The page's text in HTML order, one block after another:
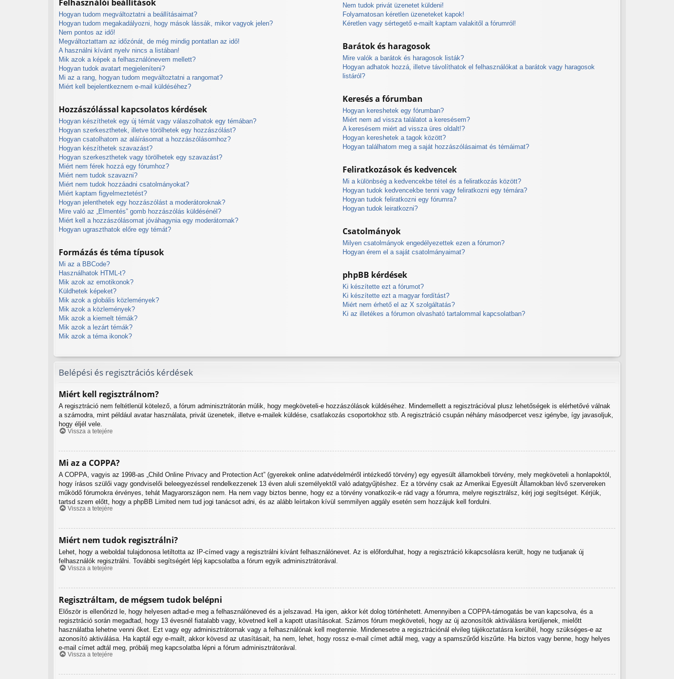
Felhasználói beállítások
Hogyan tudom megváltoztatni a beállításaimat?
Hogyan tudom megakadályozni, hogy mások lássák, mikor vagyok jelen?
Nem pontos az idő!
Megváltoztattam az időzónát, de még mindig pontatlan az idő!
A használni kívánt nyelv nincs a listában!
Mik azok a képek a felhasználónevem mellett?
Hogyan tudok avatart megjeleníteni?
Mi az a rang, hogyan tudom megváltoztatni a rangomat?
Miért kell bejelentkeznem e-mail küldéséhez?
Hozzászólással kapcsolatos kérdések
Hogyan készíthetek egy új témát vagy válaszolhatok egy témában?
Hogyan szerkeszthetek, illetve törölhetek egy hozzászólást?
Hogyan csatolhatom az aláírásomat a hozzászólásomhoz?
Hogyan készíthetek szavazást?
Hogyan szerkeszthetek vagy törölhetek egy szavazást?
Miért nem férek hozzá egy fórumhoz?
Miért nem tudok szavazni?
Miért nem tudok hozzáadni csatolmányokat?
Miért kaptam figyelmeztetést?
Hogyan jelenthetek egy hozzászólást a moderátoroknak?
Mire való az „Elmentés” gomb hozzászólás küldésénél?
Miért kell a hozzászólásomat jóváhagynia egy moderátornak?
Hogyan ugraszthatok előre egy témát?
Formázás és téma típusok
Mi az a BBCode?
Használhatok HTML-t?
Mik azok az emotikonok?
Küldhetek képeket?
Mik azok a globális közlemények?
Mik azok a közlemények?
Mik azok a kiemelt témák?
Mik azok a lezárt témák?
Mik azok a téma ikonok?
Nem tudok privát üzenetet küldeni!
Folyamatosan kéretlen üzeneteket kapok!
Kéretlen vagy sértegető e-mailt kaptam valakitől a fórumról!
Barátok és haragosok
Mire valók a barátok és haragosok listák?
Hogyan adhatok hozzá, illetve távolíthatok el felhasználókat a barátok vagy haragosok
listáról?
Keresés a fórumban
Hogyan kereshetek egy fórumban?
Miért nem ad vissza találatot a keresésem?
A keresésem miért ad vissza üres oldalt!?
Hogyan kereshetek a tagok között?
Hogyan találhatom meg a saját hozzászólásaimat és témáimat?
Feliratkozások és kedvencek
Mi a különbség a kedvencekbe tétel és a feliratkozás között?
Hogyan tudok kedvencekbe tenni vagy feliratkozni egy témára?
Hogyan tudok feliratkozni egy fórumra?
Hogyan tudok leiratkozni?
Csatolmányok
Milyen csatolmányok engedélyezettek ezen a fórumon?
Hogyan érem el a saját csatolmányaimat?
phpBB kérdések
Ki készítette ezt a fórumot?
Ki készítette ezt a magyar fordítást?
Miért nem érhető el az X szolgáltatás?
Ki az illetékes a fórumon olvasható tartalommal kapcsolatban?
Belépési és regisztrációs kérdések
Miért kell regisztrálnom?
A regisztráció nem feltétlenül kötelező, a fórum adminisztrátorán múlik, hogy megköveteli-e hozzászólások küldéséhez. Mindemellett a regisztrációval plusz lehetőségek is elérhetővé válnak
a számodra, mint például avatar használata, privát üzenetek, illetve e-mailek küldése, csatlakozás csoportokhoz stb. A regisztráció csupán néhány másodpercet vesz igénybe, így javasoljuk,
hogy éljél vele.
Vissza a tetejére
Mi az a COPPA?
A COPPA, vagyis az 1998-as „Child Online Privacy and Protection Act” (gyerekek online adatvédelméről intézkedő törvény) egy egyesült államokbeli törvény, mely megköveteli a honlapoktól,
hogy írásos szülői vagy gondviselői beleegyezéssel rendelkezzenek 13 éven aluli személyektől való adatgyűjtéshez. Ez a törvény csak az Amerikai Egyesült Államokban lévő szervereken
működő fórumokra érvényes, tehát Magyarországon nem. Ha nem vagy biztos benne, hogy ez a törvény vonatkozik-e rád vagy a fórumra, melyre regisztrálsz, kérj jogi segítséget. Kérjük,
tartsd szem előtt, hogy a phpBB Limited nem tud jogi tanácsot adni, és az alább leírtakon kívül semmilyen aggály esetén sem hozzájuk kell fordulni.
Vissza a tetejére
Miért nem tudok regisztrálni?
Lehet, hogy a weboldal tulajdonosa letiltotta az IP-címed vagy a regisztrálni kívánt felhasználónevet. Az is előfordulhat, hogy a regisztráció kikapcsolásra került, hogy ne tudjanak új
felhasználók regisztrálni. További segítségért lépj kapcsolatba a fórum egyik adminisztrátorával.
Vissza a tetejére
Regisztráltam, de mégsem tudok belépni
Először is ellenőrizd le, hogy helyesen adtad-e meg a felhasználóneved és a jelszavad. Ha igen, akkor két dolog történhetett. Amennyiben a COPPA-támogatás be van kapcsolva, és a
regisztráció során megadtad, hogy 13 évesnél fiatalabb vagy, követned kell a kapott utasításokat. Számos fórum megköveteli, hogy az új azonosítók aktiválásra kerüljenek, mielőtt
használatba lehetne venni őket. Ezt vagy egy adminisztrátornak vagy a felhasználónak kell megtennie. Mindenesetre a regisztrációnál elvileg tájékoztatásra kerültél, hogy szükséges-e az
azonosító aktiválása. Ha kaptál egy e-mailt, akkor kövesd az utasításait, ha nem, lehet, hogy rossz e-mail címet adtál meg, vagy a spamszűrőd kiszűrte. Ha biztos vagy benne, hogy helyes
e-mail címet adtál meg, próbálj meg kapcsolatba lépni a fórum adminisztrátorával.
Vissza a tetejére